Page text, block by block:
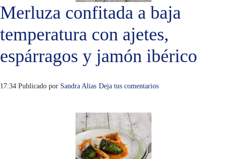
Merluza confitada a baja
temperatura con ajetes,
espárragos y jamón ibérico
17:34 Publicado por Sandra Alias Deja tus comentarios